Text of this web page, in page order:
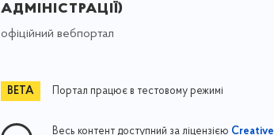
адміністрації)
офіційний вебпортал
Портал працює в тестовому режимі
Весь контент доступний за ліцензією Creative